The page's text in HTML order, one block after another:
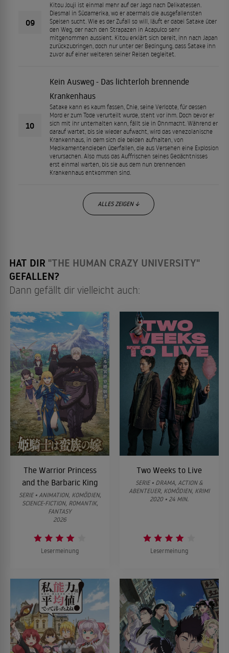
09
Kitou Jouji ist einmal mehr auf der Jagd nach Delikatessen.
Diesmal in Südamerika, wo er abermals die ausgefallensten
Speisen sucht. Wie es der Zufall so will, läuft er dabei Satake über
den Weg, der nach den Strapazen in Acapulco sehr
mitgenommen aussieht. Kitou erklärt sich bereit, ihn nach Japan
zurückzubringen, doch nur unter der Bedingung, dass Satake ihn
zuvor auf einer weiteren seiner Reisen begleitet.
10
Kein Ausweg - Das lichterloh brennende
Krankenhaus
Satake kann es kaum fassen, Chie, seine Verlobte, für dessen
Mord er zum Tode verurteilt wurde, steht vor ihm. Doch bevor er
sich mit ihr unterhalten kann, fällt sie in Ohnmacht. Während er
darauf wartet, bis sie wieder aufwacht, wird das venezolanische
Krankenhaus, in dem sich die beiden aufhalten, von
Medikamentendieben überfallen, die aus Versehen eine Explosion
verursachen. Also muss das Auffrischen seines Gedächtnisses
erst einmal warten, bis sie aus dem nun brennenden
Krankenhaus entkommen sind.
ALLES ZEIGEN ↓
HAT DIR "THE HUMAN CRAZY UNIVERSITY"
GEFALLEN?
Dann gefällt dir vielleicht auch:
The Warrior Princess
and the Barbaric King
SERIE • ANIMATION, KOMÖDIEN,
SCIENCE-FICTION, ROMANTIK,
FANTASY
2026
Lesermeinung
Two Weeks to Live
SERIE • DRAMA, ACTION &
ABENTEUER, KOMÖDIEN, KRIMI
2020 • 24 MIN.
Lesermeinung